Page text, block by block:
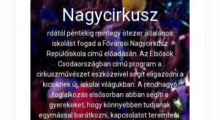
Nagycirkusz
rdától péntekig mintegy ötezer általános
iskolást fogad a Fővárosi Nagycirkusz
Repülőiskola című előadásán. Az Elsősök
Csodaországban című program a
cirkuszművészet eszközeivel segít eligazodni a
kicsiknek új, iskolai világukban. A rendhagyó
foglalkozás elsősorban abban segíti a
gyerekeket, hogy könnyebben tudjanak
egymással barátkozni, kapcsolatot teremteni.